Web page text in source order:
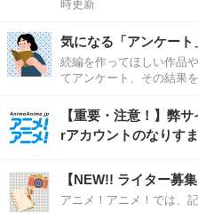
時更新
気になる「アンケート
続編を作ってほしい作品
てアンケート、その結果
【重要・注意！】弊
rアカウントのなりす
【NEW!! ライター募集
アニメ！アニメ！では、